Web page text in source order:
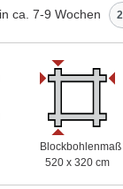
ca. 7-9 Wochen
Blockbohlenmaß
520 x 320 cm